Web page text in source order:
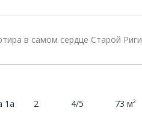
в самом сердце Старой Риги
1a 2 4/5 73 м²